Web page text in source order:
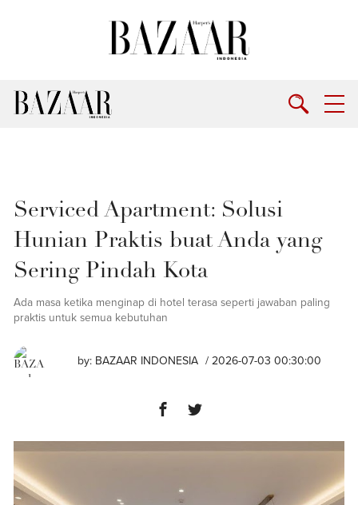
Serviced Apartment: Solusi
Hunian Praktis buat Anda yang
Sering Pindah Kota
Ada masa ketika menginap di hotel terasa seperti jawaban paling
praktis untuk semua kebutuhan
by: BAZAAR INDONESIA / 2026-07-03 00:30:00